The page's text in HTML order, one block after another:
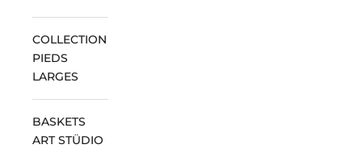
COLLECTION
PIEDS
LARGES
BASKETS
ART STÜDIO